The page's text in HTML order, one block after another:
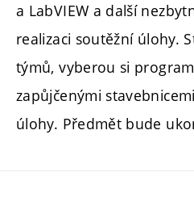
a LabVIEW a další
realizaci soutěžní úlohy.
týmů, vyberou si
zapůjčenými
úlohy. Předmět bude